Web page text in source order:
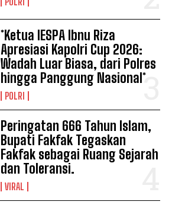
*Ketua IESPA Ibnu Riza
Apresiasi Kapolri Cup 2026:
Wadah Luar Biasa, dari Polres
hingga Panggung Nasional*
POLRI
Peringatan 666 Tahun Islam,
Bupati Fakfak Tegaskan
Fakfak sebagai Ruang Sejarah
dan Toleransi.
VIRAL